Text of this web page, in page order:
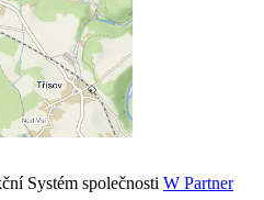
Systém společnosti W Partner